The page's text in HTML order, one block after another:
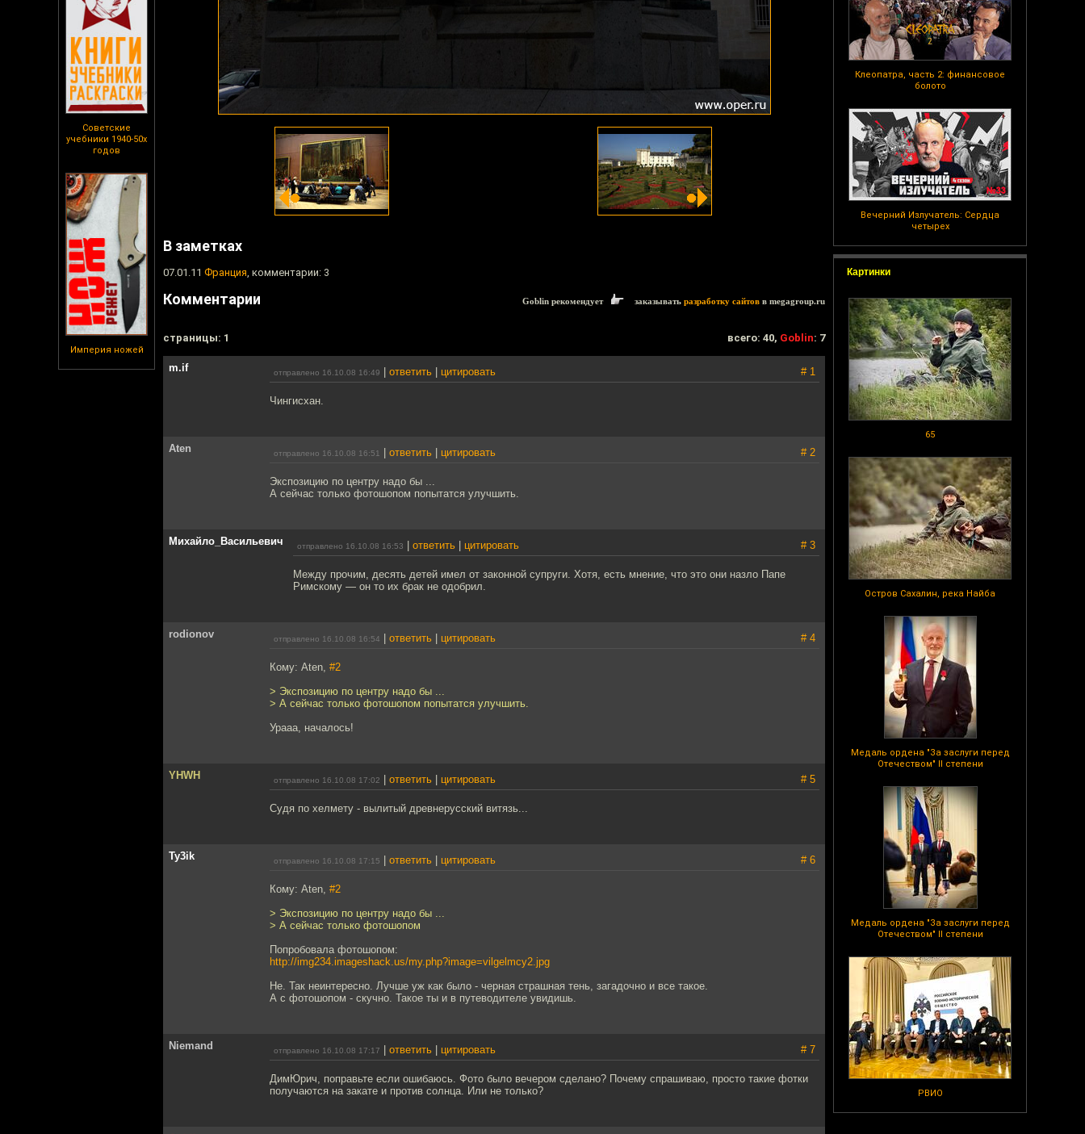
Советские
учебники 1940-50х
годов
Империя ножей
Клеопатра, часть 2: финансовое
болото
Вечерний Излучатель: Сердца
четырех
Картинки
65
Остров Сахалин, река Найба
Медаль ордена "За заслуги перед
Отечеством" II степени
Медаль ордена "За заслуги перед
Отечеством" II степени
РВИО
В заметках
07.01.11 Франция, комментарии: 3
Комментарии Goblin рекомендует заказывать разработку сайтов в megagroup.ru
cтраницы: 1 всего: 40, Goblin: 7
m.if отправлено 16.10.08 16:49 ответить цитировать # 1
Чингисхан.
Aten отправлено 16.10.08 16:51 ответить цитировать # 2
Экспозицию по центру надо бы ...
А сейчас только фотошопом попытатся улучшить.
Михайло_Васильевич отправлено 16.10.08 16:53 ответить цитировать # 3
Между прочим, десять детей имел от законной супруги. Хотя, есть мнение, что это они назло Папе
Римскому — он то их брак не одобрил.
rodionov отправлено 16.10.08 16:54 ответить цитировать # 4
Кому: Aten, #2
> Экспозицию по центру надо бы ...
> А сейчас только фотошопом попытатся улучшить.
Урааа, началось!
YHWH отправлено 16.10.08 17:02 ответить цитировать # 5
Судя по хелмету - вылитый древнерусский витязь...
Ty3ik отправлено 16.10.08 17:15 ответить цитировать # 6
Кому: Aten, #2
> Экспозицию по центру надо бы ...
> А сейчас только фотошопом
Попробовала фотошопом:
http://img234.imageshack.us/my.php?image=vilgelmcy2.jpg
Не. Так неинтересно. Лучше уж как было - черная страшная тень, загадочно и все такое.
А с фотошопом - скучно. Такое ты и в путеводителе увидишь.
Niemand отправлено 16.10.08 17:17 ответить цитировать # 7
ДимЮрич, поправьте если ошибаюсь. Фото было вечером сделано? Почему спрашиваю, просто такие фотки
получаются на закате и против солнца. Или не только?